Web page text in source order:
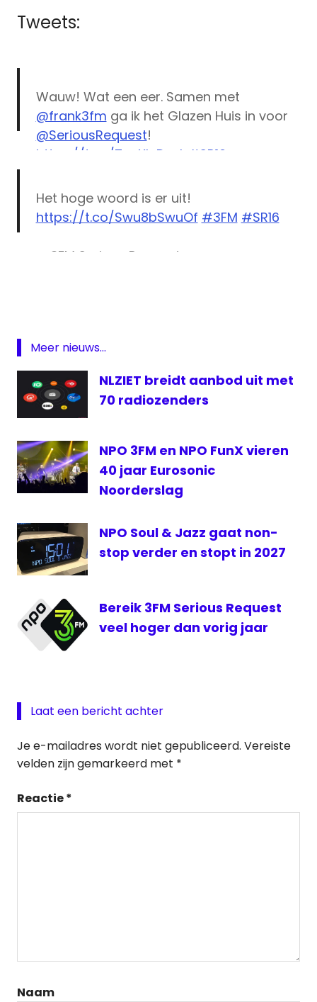
Tweets:
Wauw! Wat een eer. Samen met
@frank3fm ga ik het Glazen Huis in voor
@SeriousRequest!
https://t.co/7pyXInDqxL #SR16
— Domien Verschuuren (@Domien)
November 22, 2016
Het hoge woord is er uit!
https://t.co/Swu8bSwuOf #3FM #SR16
— 3FM Serious Request
Verschuuren
van
der
Lende
Huis
NPO
3FM
Rode
Kruis
Serious
Meer nieuws...
NLZIET breidt aanbod uit met
70 radiozenders
NPO 3FM en NPO FunX vieren
40 jaar Eurosonic
Noorderslag
NPO Soul & Jazz gaat non-
stop verder en stopt in 2027
Bereik 3FM Serious Request
veel hoger dan vorig jaar
Laat een bericht achter
Je e-mailadres wordt niet gepubliceerd. Vereiste
velden zijn gemarkeerd met *
Reactie*
Naam